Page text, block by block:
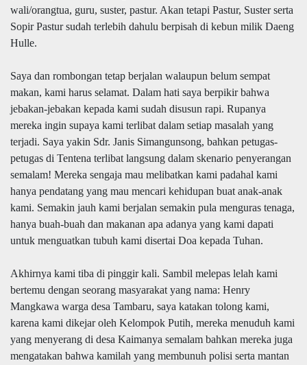
wali/orangtua, guru, suster, pastur. Akan tetapi Pastur, Suster serta
Sopir Pastur sudah terlebih dahulu berpisah di kebun milik Daeng
Hulle.
Saya dan rombongan tetap berjalan walaupun belum sempat
makan, kami harus selamat. Dalam hati saya berpikir bahwa
jebakan-jebakan kepada kami sudah disusun rapi. Rupanya
mereka ingin supaya kami terlibat dalam setiap masalah yang
terjadi. Saya yakin Sdr. Janis Simangunsong, bahkan petugas-
petugas di Tentena terlibat langsung dalam skenario penyerangan
semalam! Mereka sengaja mau melibatkan kami padahal kami
hanya pendatang yang mau mencari kehidupan buat anak-anak
kami. Semakin jauh kami berjalan semakin pula menguras tenaga,
hanya buah-buah dan makanan apa adanya yang kami dapati
untuk menguatkan tubuh kami disertai Doa kepada Tuhan.
Akhirnya kami tiba di pinggir kali. Sambil melepas lelah kami
bertemu dengan seorang masyarakat yang nama: Henry
Mangkawa warga desa Tambaru, saya katakan tolong kami,
karena kami dikejar oleh Kelompok Putih, mereka menuduh kami
yang menyerang di desa Kaimanya semalam bahkan mereka juga
mengatakan bahwa kamilah yang membunuh polisi serta mantan